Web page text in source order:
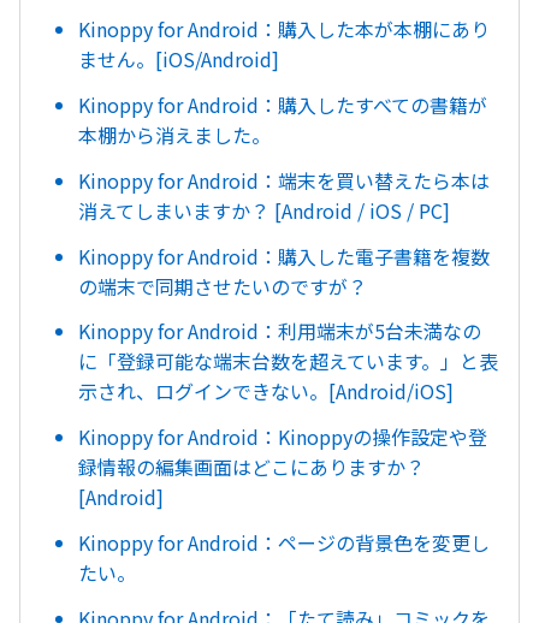
Kinoppy for Android：購入した本が本棚にあり
ません。[iOS/Android]
Kinoppy for Android：購入したすべての書籍が
本棚から消えました。
Kinoppy for Android：端末を買い替えたら本は
消えてしまいますか？ [Android / iOS / PC]
Kinoppy for Android：購入した電子書籍を複数
の端末で同期させたいのですが？
Kinoppy for Android：利用端末が5台未満なの
に「登録可能な端末台数を超えています。」と表
示され、ログインできない。[Android/iOS]
Kinoppy for Android：Kinoppyの操作設定や登
録情報の編集画面はどこにありますか？
[Android]
Kinoppy for Android：ページの背景色を変更し
たい。